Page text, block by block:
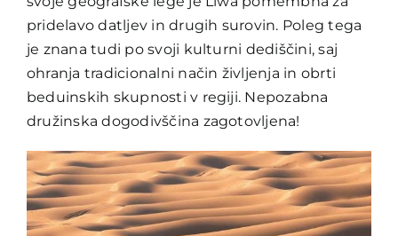
pridelavo datljev in drugih surovin. Poleg tega
je znana tudi po svoji kulturni dediščini, saj
ohranja tradicionalni način življenja in obrti
beduinskih skupnosti v regiji. Nepozabna
družinska dogodivščina zagotovljena!